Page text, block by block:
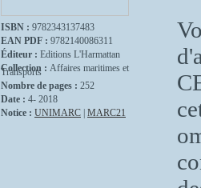
ISBN : 9782343137483
EAN PDF : 9782140086311
Éditeur : Editions L'Harmattan
Collection : Affaires maritimes et
Transports
Nombre de pages : 252
Date : 4- 2018
Notice : UNIMARC MARC21